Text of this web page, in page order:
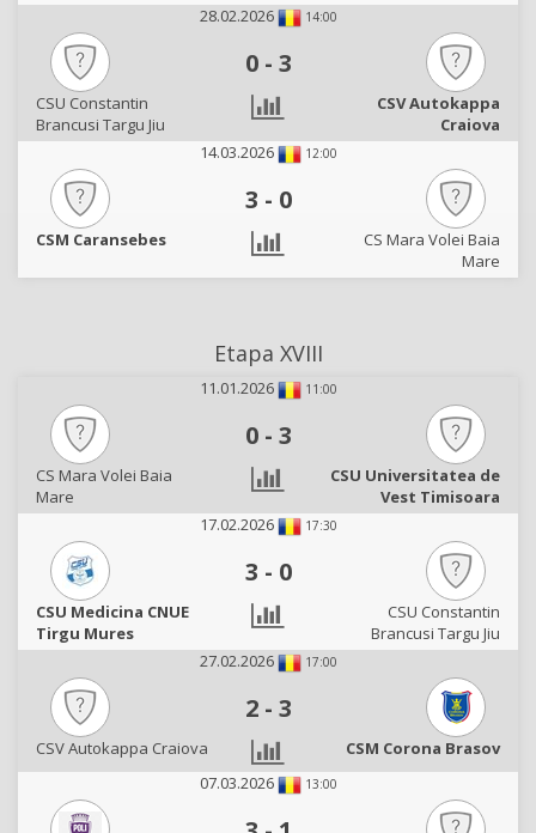
28.02.2026
14:00
0 - 3
CSU Constantin
Brancusi Targu Jiu
CSV Autokappa
Craiova
14.03.2026
12:00
3 - 0
CSM Caransebes
CS Mara Volei Baia
Mare
Etapa XVIII
11.01.2026 11:00
0 - 3
CS Mara Volei Baia
Mare
CSU Universitatea de
Vest Timisoara
17.02.2026
17:30
3 - 0
CSU Medicina CNUE
Tirgu Mures
CSU Constantin
Brancusi Targu Jiu
27.02.2026
17:00
2 - 3
CSV Autokappa Craiova
CSM Corona Brasov
07.03.2026
13:00